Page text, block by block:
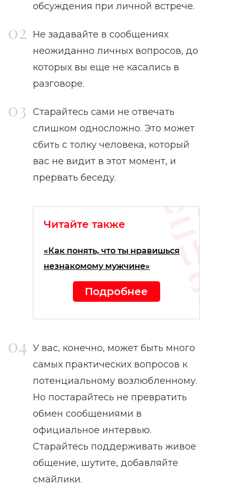
обсуждения при личной встрече.
Не задавайте в сообщениях
неожиданно личных вопросов, до
которых вы еще не касались в
разговоре.
Старайтесь сами не отвечать
слишком односложно. Это может
сбить с толку человека, который
вас не видит в этот момент, и
прервать беседу.
Читайте также
«Как понять, что ты нравишься
незнакомому мужчине»
Подробнее
У вас, конечно, может быть много
самых практических вопросов к
потенциальному возлюбленному.
Но постарайтесь не превратить
обмен сообщениями в
официальное интервью.
Старайтесь поддерживать живое
общение, шутите, добавляйте
смайлики.